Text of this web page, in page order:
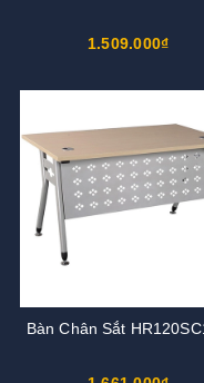
1.509.000₫
Bàn Chân Sắt